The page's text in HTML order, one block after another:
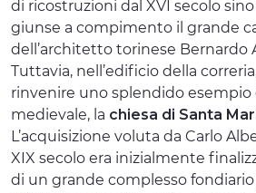
di ricostruzioni dal XVI secolo sino
giunse a compimento il grande
dell’architetto torinese Bernardo
Tuttavia, nell’edificio della
rinvenire uno splendido
medievale, la chiesa di Santa
L’acquisizione voluta da Carlo
XIX secolo era inizialmente
di un grande complesso